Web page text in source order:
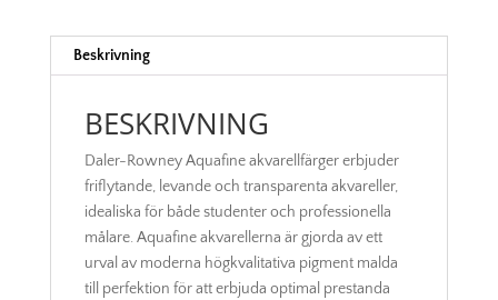
mängdBeskrivning
BESKRIVNING
Daler-Rowney Aquafine akvarellfärger erbjuder
friflytande, levande och transparenta akvareller,
idealiska för både studenter och professionella
målare. Aquafine akvarellerna är gjorda av ett
urval av moderna högkvalitativa pigment malda
till perfektion för att erbjuda optimal prestanda